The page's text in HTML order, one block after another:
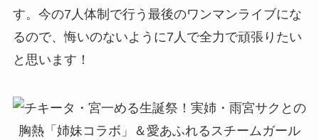
す。今の7人体制で行う最後のワンマンライブにな
るので、悔いのないように7人で全力で頑張りたい
と思います！